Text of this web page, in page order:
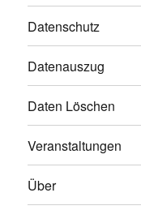
Datenschutz
Datenauszug
Daten Löschen
Veranstaltungen
Über